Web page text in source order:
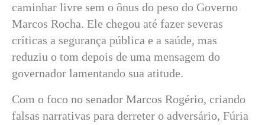
caminhar livre sem o ônus do peso do Governo
Marcos Rocha. Ele chegou até fazer severas
críticas a segurança pública e a saúde, mas
reduziu o tom depois de uma mensagem do
governador lamentando sua atitude.
Com o foco no senador Marcos Rogério, criando
falsas narrativas para derreter o adversário, Fúria